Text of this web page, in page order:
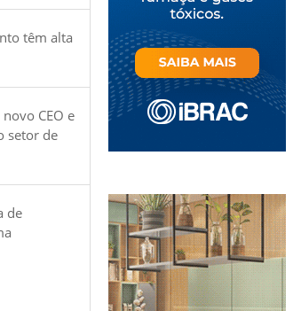
têm alta
CEO e
setor de
de